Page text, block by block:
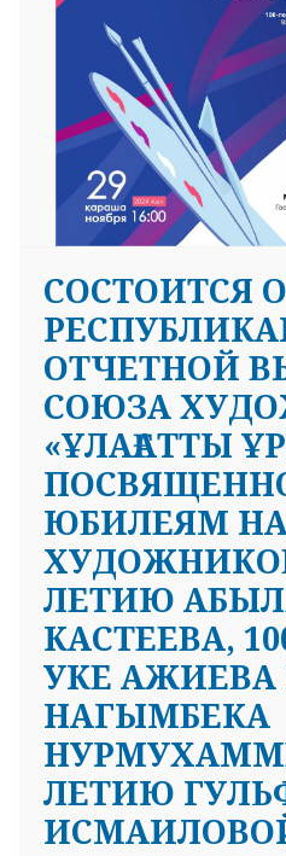
CОСТОИТСЯ
ОТЧЕТНОЙ
СОЮЗА
«ҰЛАҒАТТЫ
ЮБИЛЕЯМ
ЛЕТИЮ
КАСТЕЕВА,
УКЕ АЖИЕВА
НАГЫМБЕКА
ЛЕТИЮ